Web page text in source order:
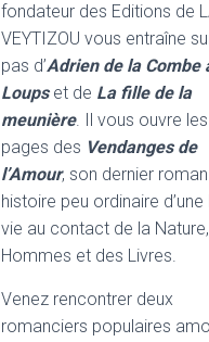
fondateur des Editions de
VEYTIZOU vous entraîne
pas d’Adrien de la Combe
Loupset de La fille de la
meunière. Il vous ouvre les
pages des Vendanges de
l’Amour, son dernier roman
histoire peu ordinaire d’une
vie au contact de la
Hommes et des Livres.
Venez rencontrer deux
romanciers populaires